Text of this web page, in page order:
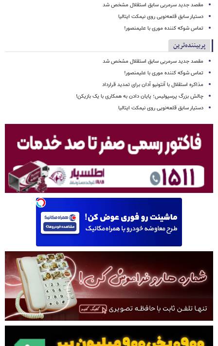
مقصد جدید سرمربی سابق استقلال مشخص شد
دستیار سابق قلعه‌نویی روی نیمکت ایتالیا
تماس شوکه کننده موری با علیمنصور!
پربیننده‌ترین
مقصد جدید سرمربی سابق استقلال مشخص شد
تماس شوکه کننده موری با علیمنصور!
مذاکره استقلال با آنتونیو آدان برای تمدید قرارداد
چالش بزرگ پرسپولیس؛ پایان دادن به همکاری با یک بازیکن!
دستیار سابق قلعه‌نویی روی نیمکت ایتالیا